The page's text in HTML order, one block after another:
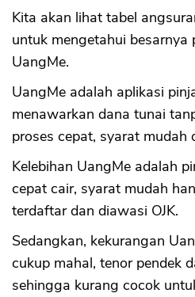
Kita akan lihat tabel
untuk mengetahui besarnya
UangMe.
UangMe adalah aplikasi
menawarkan dana tunai
proses cepat, syarat mudah
Kelebihan UangMe adalah
cepat cair, syarat mudah
terdaftar dan diawasi OJK.
Sedangkan, kekurangan
cukup mahal, tenor pendek
sehingga kurang cocok